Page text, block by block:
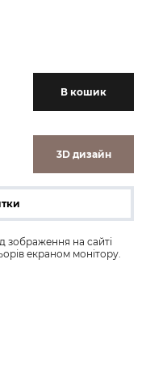
В кошик
3D дизайн
зображення на сайті
екраном монітору.